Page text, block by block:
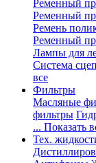
Ременный
Ременный
Ремень
Ременный
Лампы для
Система
все
Фильтры
Масляные
фильтры
... Показать
Тех.